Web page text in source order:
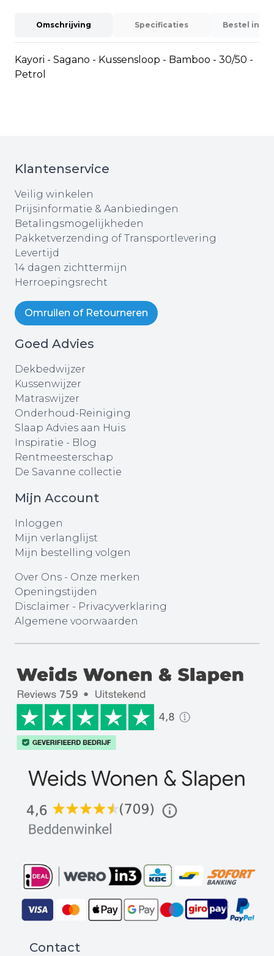
Omschrijving Specificaties Bestel
Kayori - Sagano - Kussensloop - Bamboo - 30/50 -
Petrol
Klantenservice
Veilig winkelen
Prijsinformatie & Aanbiedingen
Betalingsmogelijkheden
Pakketverzending of Transportlevering
Levertijd
14 dagen zichttermijn
Herroepingsrecht
Omruilen of Retourneren
Goed Advies
Dekbedwijzer
Kussenwijzer
Matraswijzer
Onderhoud-Reiniging
Slaap Advies aan Huis
Inspiratie - Blog
Rentmeesterschap
De Savanne collectie
Mijn Account
Inloggen
Mijn verlanglijst
Mijn bestelling volgen
Over Ons - Onze merken
Openingstijden
Disclaimer - Privacyverklaring
Algemene voorwaarden
Contact